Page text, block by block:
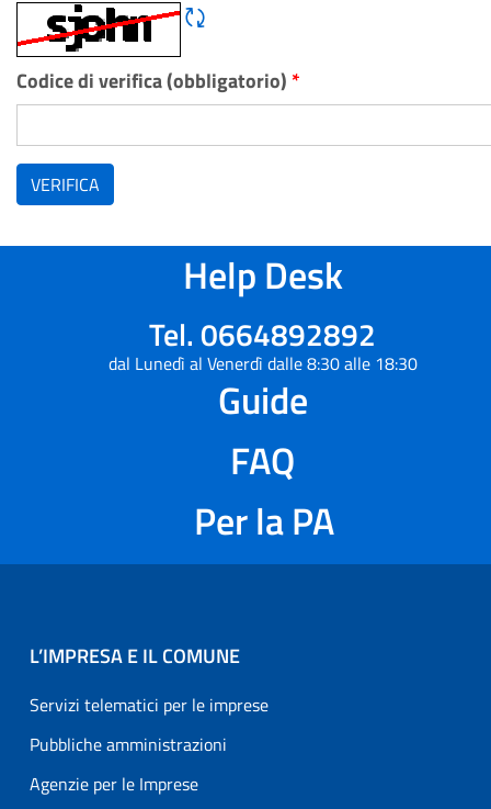
Rigene CAPTCHA
Codice di verifica (obbligatorio) *
VERIFICA
Help Desk
Tel. 0664892892
dal Lunedì al Venerdì dalle 8:30 alle 18:30
Guide
FAQ
Per la PA
L’IMPRESA E IL COMUNE
Servizi telematici per le imprese
Pubbliche amministrazioni
Agenzie per le Imprese